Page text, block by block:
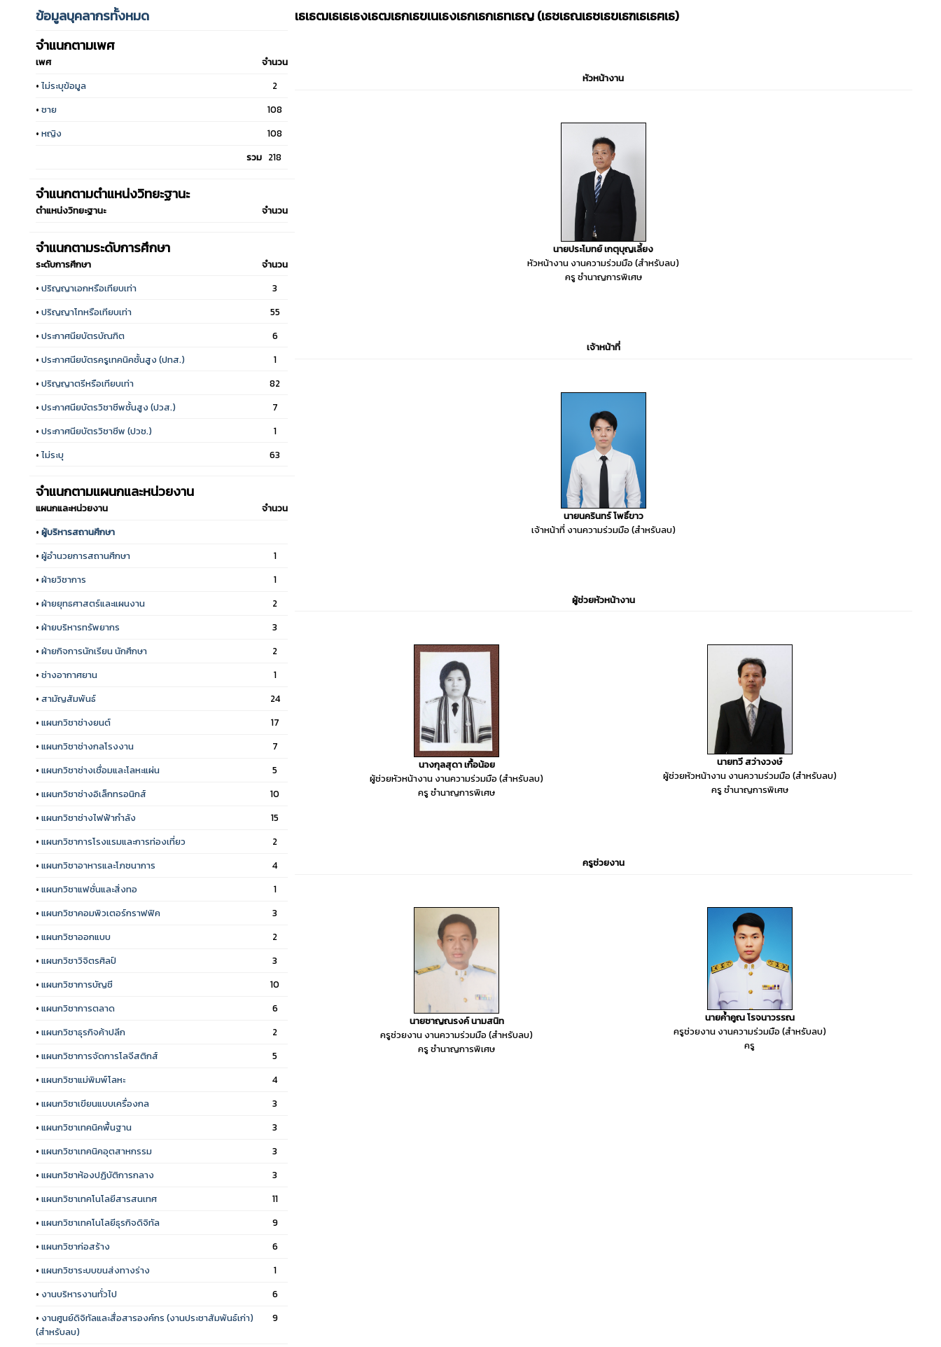
ข้อมูลบุคลากรทั้งหมด
จำแนกตามเพศ
เพศ
จำนวน
• ไม่ระบุข้อมูล
2
• ชาย
108
• หญิง
108
รวม 218
จำแนกตามตำแหน่งวิทยะฐานะ
ตำแหน่งวิทยะฐานะ จำนวน
จำแนกตามระดับการศึกษา
ระดับการศึกษา
จำนวน
• ปริญญาเอกหรือเทียบเท่า
3
• ปริญญาโทหรือเทียบเท่า
55
• ประกาศนียบัตรบัณฑิต
6
• ประกาศนียบัตรครูเทคนิคชั้นสูง (ปทส.)
1
• ปริญญาตรีหรือเทียบเท่า
82
• ประกาศนียบัตรวิชาชีพชั้นสูง (ปวส.)
7
• ประกาศนียบัตรวิชาชีพ (ปวช.)
1
• ไม่ระบุ 63
จำแนกตามแผนกและหน่วยงาน
แผนกและหน่วยงาน
จำนวน
• ผู้บริหารสถานศึกษา
• ผู้อำนวยการสถานศึกษา
1
• ฝ่ายวิชาการ
1
• ฝ่ายยุทธศาสตร์และแผนงาน
2
• ฝ่ายบริหารทรัพยากร
3
• ฝ่ายกิจการนักเรียน นักศึกษา
2
• ช่างอากาศยาน
1
• สามัญสัมพันธ์
24
• แผนกวิชาช่างยนต์
17
• แผนกวิชาช่างกลโรงงาน
7
• แผนกวิชาช่างเชื่อมและโลหะแผ่น
5
• แผนกวิชาช่างอิเล็กทรอนิกส์
10
• แผนกวิชาช่างไฟฟ้ากำลัง
15
• แผนกวิชาการโรงแรมและการท่องเที่ยว
2
• แผนกวิชาอาหารและโภชนาการ
4
• แผนกวิชาแฟชั่นและสิ่งทอ
1
• แผนกวิชาคอมพิวเตอร์กราฟฟิค
3
• แผนกวิชาออกแบบ
2
• แผนกวิชาวิจิตรศิลป์
3
• แผนกวิชาการบัญชี
10
• แผนกวิชาการตลาด
6
• แผนกวิชาธุรกิจค้าปลีก
2
• แผนกวิชาการจัดการโลจีสติกส์
5
• แผนกวิชาแม่พิมพ์โลหะ
4
• แผนกวิชาเขียนแบบเครื่องกล
3
• แผนกวิชาเทคนิคพื้นฐาน
3
• แผนกวิชาเทคนิคอุตสาหกรรม
3
• แผนกวิชาห้องปฏิบัติการกลาง
3
• แผนกวิชาเทคโนโลยีสารสนเทศ
11
• แผนกวิชาเทคโนโลยีธุรกิจดิจิทัล
9
• แผนกวิชาก่อสร้าง
6
• แผนกวิชาระบบขนส่งทางร่าง
1
• งานบริหารงานทั่วไป
6
• งานศูนย์ดิจิทัลและสื่อสารองค์กร (งานประชาสัมพันธ์เก่า)
(สำหรับลบ)
9
เธเธฒเธเธเธงเธฒเธกเธฃเนเธงเธกเธกเธทเธญ (เธชเธณเธซเธฃเธฑเธเธฅเธ)
หัวหน้างาน
นายประโมทย์ เกตุบุญเลี้ยง
หัวหน้างาน งานความร่วมมือ (สำหรับลบ)
ครู ชำนาญการพิเศษ
เจ้าหน้าที่
นายนครินทร์ โพธิ์ขาว
เจ้าหน้าที่ งานความร่วมมือ (สำหรับลบ)
ผู้ช่วยหัวหน้างาน
นางกุลสุดา เกื้อน้อย
ผู้ช่วยหัวหน้างาน งานความร่วมมือ (สำหรับลบ)
ครู ชำนาญการพิเศษ
นายทวี สว่างวงษ์
ผู้ช่วยหัวหน้างาน งานความร่วมมือ (สำหรับลบ)
ครู ชำนาญการพิเศษ
ครูช่วยงาน
นายชาญณรงค์ นามสนิท
ครูช่วยงาน งานความร่วมมือ (สำหรับลบ)
ครู ชำนาญการพิเศษ
นายค้ำคูณ โรจนาวรรณ
ครูช่วยงาน งานความร่วมมือ (สำหรับลบ)
ครู